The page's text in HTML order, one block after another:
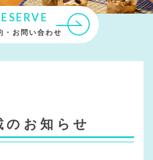
・お問い合わせ
のお知らせ